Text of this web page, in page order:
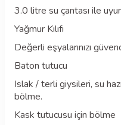
3.0 litre su çantası ile
Yağmur Kılıfı
Değerli eşyalarınızı
Baton tutucu
Islak / terli giysileri, su
bölme.
Kask tutucusu için bölme